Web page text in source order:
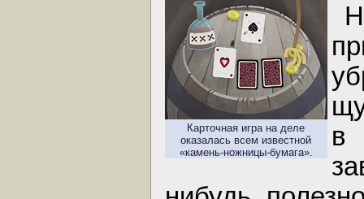
Карточная игра на деле
оказалась всем известной
«камень-ножницы-бумага».